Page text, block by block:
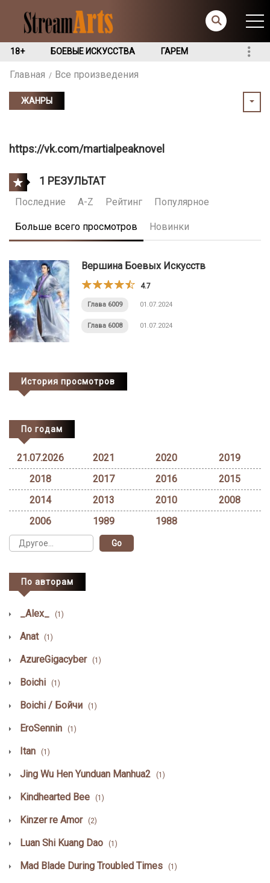
18+ БОЕВЫЕ ИСКУССТВА ГАРЕМ
Главная Все произведения
ЖАНРЫ
https://vk.com/martialpeaknovel
1 РЕЗУЛЬТАТ
Последние A-Z Рейтинг Популярное
Больше всего просмотров Новинки
Вершина Боевых Искусств
4.7
Глава 6009 01.07.2024
Глава 6008 01.07.2024
История просмотров
По годам
21.07.2026 2021 2020
2019
2018
2017 2016
2015
2014
2013 2010
2008
2006
1989 1988
По авторам
_Alex_ (1)
Anat (1)
AzureGigacyber (1)
Boichi (1)
Boichi / Бойчи (1)
EroSennin (1)
Itan (1)
Jing Wu Hen Yunduan Manhua2 (1)
Kindhearted Bee (1)
Kinzer re Amor (2)
Luan Shi Kuang Dao (1)
Mad Blade During Troubled Times (1)